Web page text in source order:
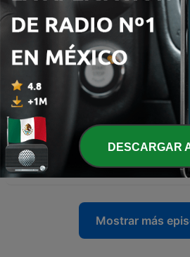
05 ago. 2026
898 -
Fórmula Noticias con Juan
Lunes 03 de Agosto de 2026
04 ago. 2026
897 - Fórmula Noticias con Juan
Viernes 31 de Julio de 2026
01 ago. 2026
896 - Fórmula Noticias con Juan
Jueves 30 de Julio de 2026
31 jul. 2026
Mostrar más
DESCARGAR